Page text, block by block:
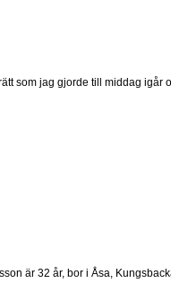
som jag gjorde till middag
är 32 år, bor i Åsa,